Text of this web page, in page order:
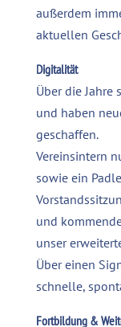
außerdem
aktuellen
Digitalität
Über die
und haben
geschaffen.
Vereinsintern
sowie ein
und
unser
Über einen
schnelle,
Fortbildung &